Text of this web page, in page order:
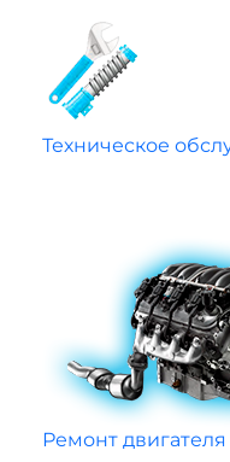
Техническое
Ремонт двигателя